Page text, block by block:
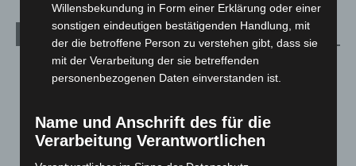
August 2026 (10)
Juni 2026(139)
Mai 2026(99)
Willensbekundung in Form einer Erklärung oder einer
sonstigen eindeutigen bestätigenden Handlung, mit
der die betroffene Person zu verstehen gibt, dass sie
mit der Verarbeitung der sie betreffenden
personenbezogenen Daten einverstanden ist.
Name und Anschrift des für die
Verarbeitung Verantwortlichen